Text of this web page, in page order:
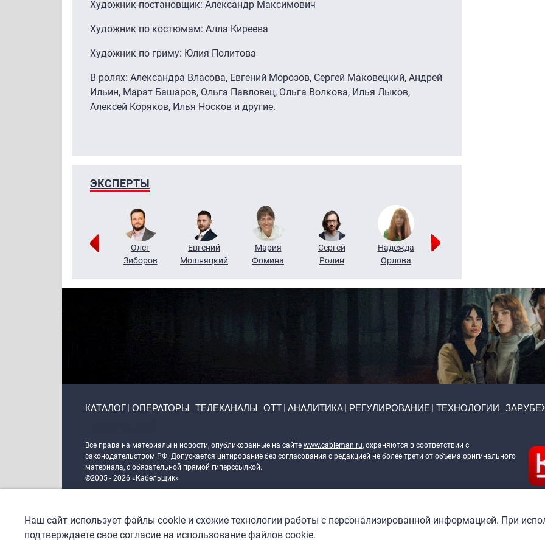
Художник-постановщик: Александр Максимович
Художник по костюмам: Алла Киреева
Художник по гриму: Юлия Политова
В ролях: Александра Власова, Евгений Морозов, Сергей Маковецкий, Андрей
Ильин, Марат Башаров, Ольга Павловец, Ольга Волкова, Илья Лыков,
Алексей Коряков, Илья Носков и другие.
ЭКСПЕРТЫ
Григорий
Олег
Зиборов
Евгений
Мошняцкий
Мария
Фомина
Сергей
Ролин
Надежда
Орлова
КАТАЛОГ ОПЕРАТОРЫ ТЕЛЕКАНАЛЫ ОТТ АНАЛИТИКА РЕГУЛИРОВАНИЕ ТЕХНОЛОГИИ
Все права на материалы и новости, опубликованные на сайте www.cableman.ru, охраняются в соответствии с
законодательством РФ. Допускается цитирование без согласования с редакцией не более трети от объема оригинального
материала, с обязательной прямой гиперссылкой.
©2005 - 2026 «Кабельщик»
DrupalCoder — поддержка сайта c 2017 года
Наш сайт использует файлы cookie и схожие технологии работы с персонализированной информацией. При
подтверждаете свое согласие на использование файлов cookie.